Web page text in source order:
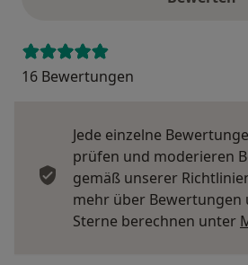
16 Bewertungen
Jede einzelne
prüfen und moderieren
gemäß unserer
mehr über Bewertungen
Sterne berechnen unter